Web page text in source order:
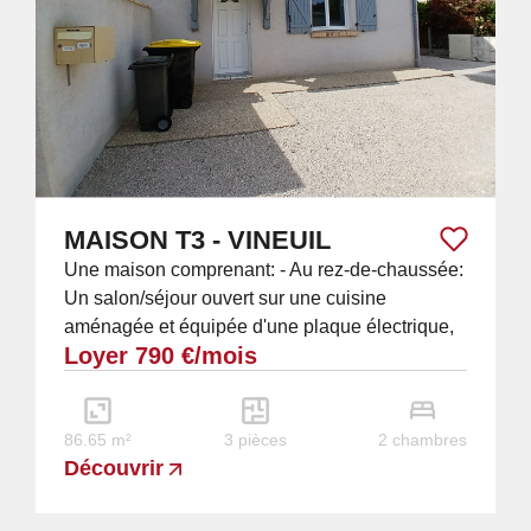
MAISON T3 - VINEUIL
Une maison comprenant: - Au rez-de-chaussée:
Un salon/séjour ouvert sur une cuisine
aménagée et équipée d'une plaque électrique,
d'une hotte et d'un four, une buanderie, des WC
Loyer 790 €/mois
86.65 m² 3 pièces 2 chambres
Découvrir